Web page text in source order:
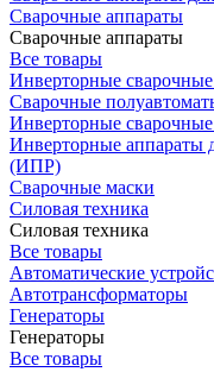
Сварочные аппараты
Сварочные аппараты
Все товары
Инверторные
Сварочные
Инверторные
Инверторные аппараты
(ИПР)
Сварочные маски
Силовая техника
Силовая техника
Все товары
Автоматические
Автотрансформаторы
Генераторы
Генераторы
Все товары